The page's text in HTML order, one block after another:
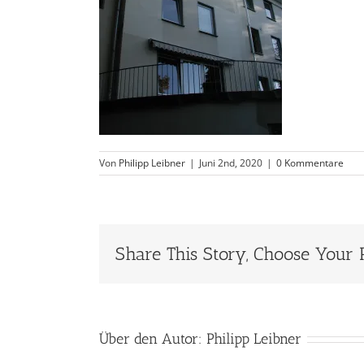
Von Philipp Leibner | Juni 2nd, 2020 | 0 Kommentare
Share This Story, Choose Your
Über den Autor: Philipp Leibner